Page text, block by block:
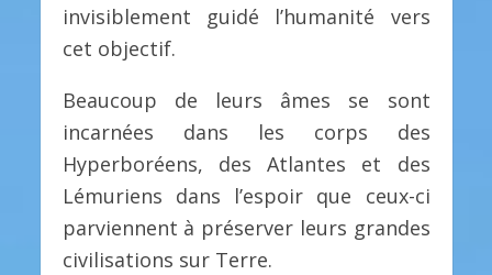
invisiblement guidé l’humanité vers
cet objectif.
Beaucoup de leurs âmes se sont
incarnées dans les corps des
Hyperboréens, des Atlantes et des
Lémuriens dans l’espoir que ceux-ci
parviennent à préserver leurs grandes
civilisations sur Terre.